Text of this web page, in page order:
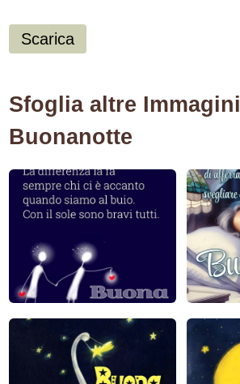
Scarica
Sfoglia altre Immagini
Buonanotte